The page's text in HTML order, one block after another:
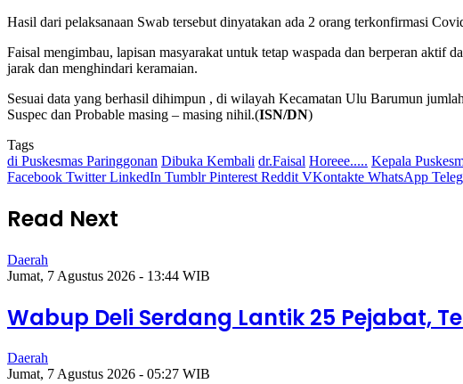
Hasil dari pelaksanaan Swab tersebut dinyatakan ada 2 orang terkonfirmasi
Faisal mengimbau, lapisan masyarakat untuk tetap waspada dan berperan aktif
jarak dan menghindari keramaian.
Sesuai data yang berhasil dihimpun , di wilayah Kecamatan Ulu Barumun
Suspec dan Probable masing – masing nihil.(ISN/DN)
Tags
di Puskesmas Paringgonan Dibuka Kembali dr.Faisal Horeee..... Kepala
Facebook Twitter LinkedIn Tumblr Pinterest Reddit VKontakte WhatsApp
Read Next
Daerah
Jumat, 7 Agustus 2026 - 13:44 WIB
Wabup Deli Serdang Lantik 25 Pejabat,
Daerah
Jumat, 7 Agustus 2026 - 05:27 WIB